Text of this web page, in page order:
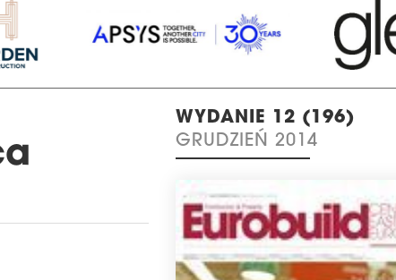
WYDANIE 12 (196)
GRUDZIEŃ 2014